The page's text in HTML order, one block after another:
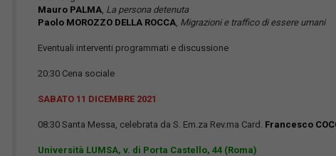
Mauro PALMA, La persona detenuta
Paolo MOROZZO DELLA ROCCA, Migrazioni e traffico di essere umani
Eventuali interventi programmati e discussione
20:30 Cena sociale
SABATO 11 DICEMBRE 2021
08:30 Santa Messa, celebrata da S. Em.za Rev.ma Card. Francesco
Università LUMSA, v. di Porta Castello, 44 (Roma)